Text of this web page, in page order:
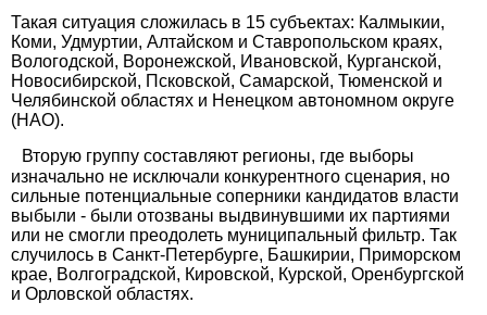
Такая ситуация сложилась в 15 субъектах: Калмыкии,
Коми, Удмуртии, Алтайском и Ставропольском краях,
Вологодской, Воронежской, Ивановской, Курганской,
Новосибирской, Псковской, Самарской, Тюменской и
Челябинской областях и Ненецком автономном округе
(НАО).
Вторую группу составляют регионы, где выборы
изначально не исключали конкурентного сценария, но
сильные потенциальные соперники кандидатов власти
выбыли - были отозваны выдвинувшими их партиями
или не смогли преодолеть муниципальный фильтр. Так
случилось в Санкт-Петербурге, Башкирии, Приморском
крае, Волгоградской, Кировской, Курской, Оренбургской
и Орловской областях.